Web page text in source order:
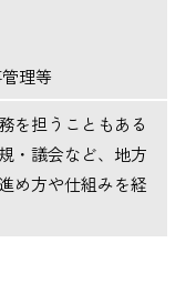
理等
を担うこともある
・議会など、地方
め方や仕組みを経